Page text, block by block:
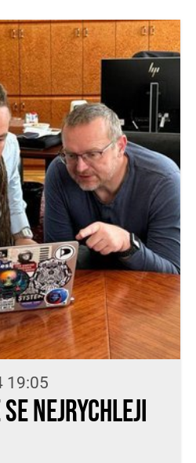
19:05
NEJRYCHLEJI